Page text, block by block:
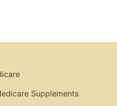
Supplements